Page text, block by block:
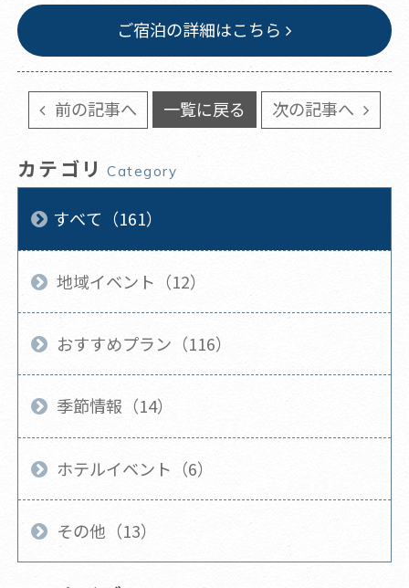
ご宿泊の詳細はこちら
前の記事へ 一覧に戻る 次の記事へ
カテゴリ Category
すべて（161）
地域イベント（12）
おすすめプラン（116）
季節情報（14）
ホテルイベント（6）
その他（13）